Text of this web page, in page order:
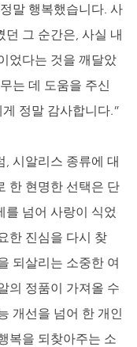
말 행복했습니다. 사
던 그 순간은, 사실 내
었다는 것을 깨달았
는 데 도움을 주신
정말 감사합니다.”
, 시알리스 종류에 대
한 현명한 선택은 단
를 넘어 사랑이 식었
한 진심을 다시 찾
되살리는 소중한 여
의 정품이 가져올 수
개선을 넘어 한 개인
복을 되찾아주는 소